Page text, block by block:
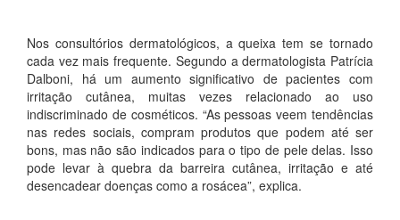
Nos consultórios dermatológicos, a queixa tem se tornado
cada vez mais frequente. Segundo a dermatologista Patrícia
Dalboni, há um aumento significativo de pacientes com
irritação cutânea, muitas vezes relacionado ao uso
indiscriminado de cosméticos. “As pessoas veem tendências
nas redes sociais, compram produtos que podem até ser
bons, mas não são indicados para o tipo de pele delas. Isso
pode levar à quebra da barreira cutânea, irritação e até
desencadear doenças como a rosácea”, explica.